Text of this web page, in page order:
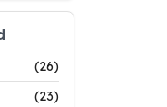
(26)
(23)